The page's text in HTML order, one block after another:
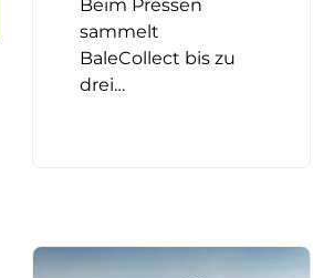
Beim Pressen
sammelt
BaleCollect bis zu
drei…